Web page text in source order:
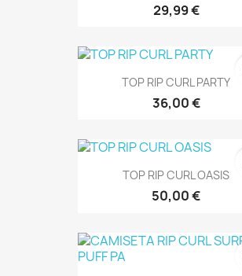
29,99 €
TOP RIP CURL PARTY
36,00 €
TOP RIP CURL OASIS
50,00 €